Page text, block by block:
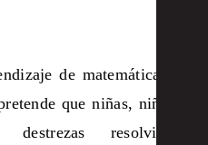
de matemáticas de
que niñas, niños y
destrezas resolviendo